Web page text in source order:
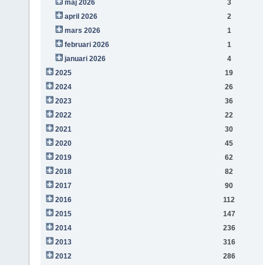
maj 2026
3
april 2026
2
mars 2026
1
februari 2026
1
januari 2026
4
2025
19
2024
26
2023
36
2022
22
2021
30
2020
45
2019
62
2018
82
2017
90
2016
112
2015
147
2014
236
2013
316
2012
286